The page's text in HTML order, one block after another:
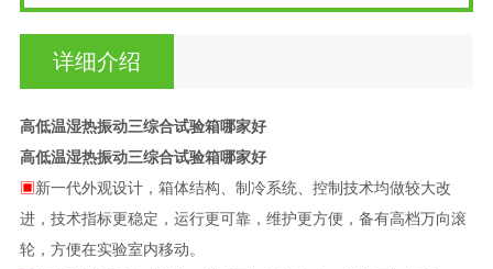
详细介绍
高低温湿热振动三综合试验箱哪家好
高低温湿热振动三综合试验箱哪家好
▣新一代外观设计，箱体结构、制冷系统、控制技术均做较大改
进，技术指标更稳定，运行更可靠，维护更方便，备有高档万向滚
轮，方便在实验室内移动。